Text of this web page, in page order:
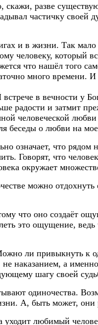
разве
частичку
и в жизни. Так
человеку, который
что нашёл того
много времени. И
в вечности у
радости и затмит
человеческой
беседы о любви на
означает, что
Говорят, что
окружает
можно
что оно создаёт
это ощущение,
ли привыкнуть
наказанием, а
шагу своей
одиночества.
А, быть может,
любимый